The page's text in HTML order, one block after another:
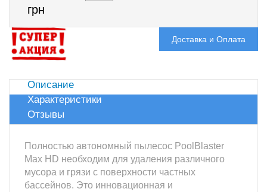
грн
Доставка и Оплата
Описание
Характеристики
Отзывы
Полностью автономный пылесос PoolBlaster
Max HD необходим для удаления различного
мусора и грязи с поверхности частных
бассейнов. Это инновационная и